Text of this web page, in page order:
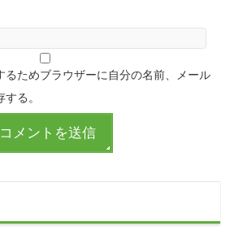
るためブラウザーに自分の名前、メール
る。